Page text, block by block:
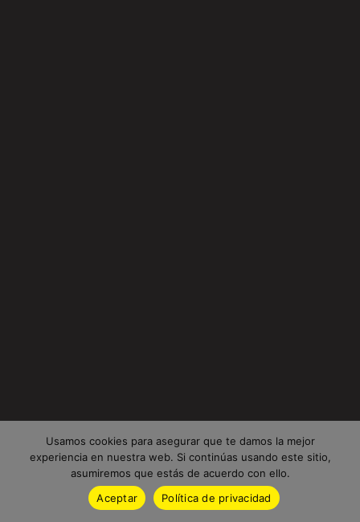
Usamos cookies para asegurar que te damos la mejor
experiencia en nuestra web. Si continúas usando este sitio,
asumiremos que estás de acuerdo con ello.
Aceptar
Política de privacidad